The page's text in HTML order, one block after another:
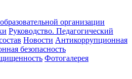
организации
Руководство. Педагогический
Новости Антикоррупционная
безопасность
Фотогалерея